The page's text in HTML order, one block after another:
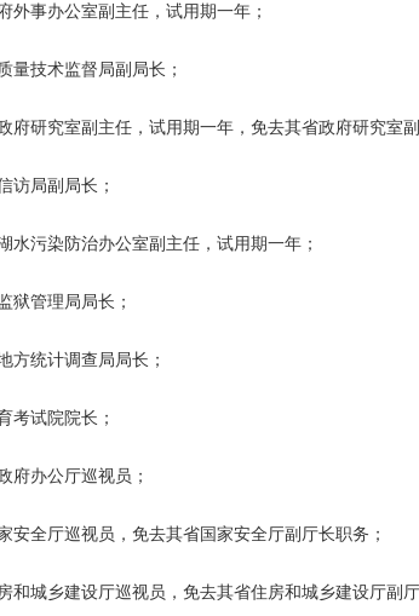
事办公室副主任，试用期一年；
技术监督局副局长；
研究室副主任，试用期一年，免去其省政府研究室副
局副局长；
污染防治办公室副主任，试用期一年；
管理局局长；
统计调查局局长；
试院院长；
办公厅巡视员；
全厅巡视员，免去其省国家安全厅副厅长职务；
城乡建设厅巡视员，免去其省住房和城乡建设厅副厅